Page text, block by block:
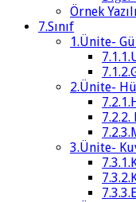
Örnek
7.Sınıf
1.Ünite-
2.Ünite-
3.Ünite-